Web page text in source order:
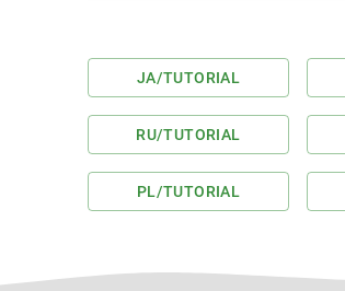
JA/TUTORIAL
RU/TUTORIAL
PL/TUTORIAL